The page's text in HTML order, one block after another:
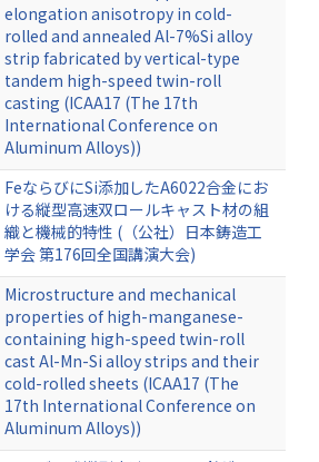
elongation anisotropy in cold-
rolled and annealed Al-7%Si alloy
strip fabricated by vertical-type
tandem high-speed twin-roll
casting (ICAA17 (The 17th
International Conference on
Aluminum Alloys))
FeならびにSi添加したA6022合金にお
ける縦型高速双ロールキャスト材の組
織と機械的特性 (（公社）日本鋳造工
学会 第176回全国講演大会)
Microstructure and mechanical
properties of high-manganese-
containing high-speed twin-roll
cast Al-Mn-Si alloy strips and their
cold-rolled sheets (ICAA17 (The
17th International Conference on
Aluminum Alloys))